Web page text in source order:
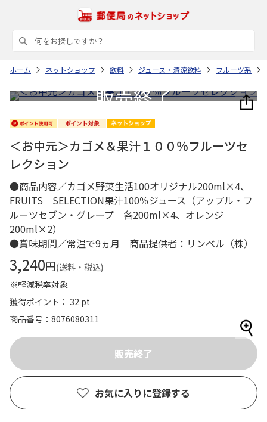
ホーム ネットショップ 飲料 ジュース・清涼飲料 フルーツ系
＜お中元＞カゴメ＆果汁１００％フルーツセ
レクション
●商品内容／カゴメ野菜生活100オリジナル200ml×4、
FRUITS SELECTION果汁100％ジュース（アップル・フ
ルーツセブン・グレープ 各200ml×4、オレンジ
200ml×2）
●賞味期間／常温で9ヵ月 商品提供者：リンベル（株）
3,240円(送料・税込)
※軽減税率対象
獲得ポイント： 32 pt
商品番号
8076080311
お気に入りに登録する